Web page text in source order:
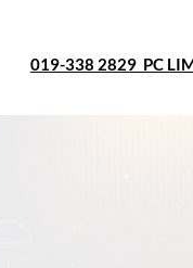
019-338 2829 PC